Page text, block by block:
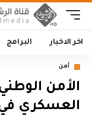
اخر الاخبار البرامج
أمن
الأمن
العسكري